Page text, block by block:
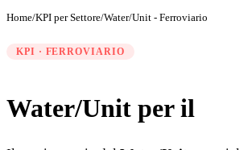
Home/KPI per Settore/Water/Unit - Ferroviario
KPI · FERROVIARIO
Water/Unit per il